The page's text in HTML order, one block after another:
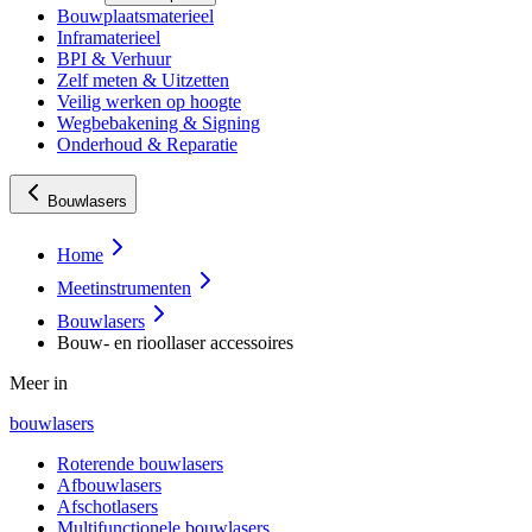
Bouwplaatsmaterieel
Inframaterieel
BPI & Verhuur
Zelf meten & Uitzetten
Veilig werken op hoogte
Wegbebakening & Signing
Onderhoud & Reparatie
Bouwlasers
Home
Meetinstrumenten
Bouwlasers
Bouw- en rioollaser accessoires
Meer in
bouwlasers
Roterende bouwlasers
Afbouwlasers
Afschotlasers
Multifunctionele bouwlasers